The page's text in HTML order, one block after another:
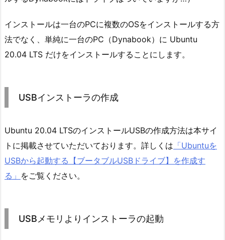
インストールは一台のPCに複数のOSをインストールする方
法でなく、単純に一台のPC（Dynabook）に Ubuntu
20.04 LTS だけをインストールすることにします。
USBインストーラの作成
Ubuntu 20.04 LTSのインストールUSBの作成方法は本サイ
トに掲載させていただいております。詳しくは 「Ubuntuを
USBから起動する【ブータブルUSBドライブ】を作成す
る」 をご覧ください。
USBメモリよりインストーラの起動